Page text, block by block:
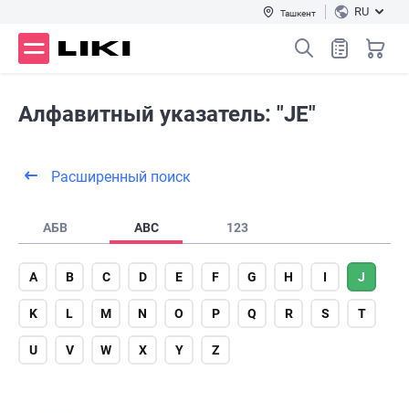
Ташкент RU
Алфавитный указатель: "JE"
Расширенный поиск
АБВ ABC 123
A B C D E F G H I J
K L M N O P Q R S T
U V W X Y Z